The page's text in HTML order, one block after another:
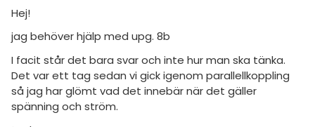
Hej!
jag behöver hjälp med upg. 8b
I facit står det bara svar och inte hur man ska tänka.
Det var ett tag sedan vi gick igenom parallellkoppling
så jag har glömt vad det innebär när det gäller
spänning och ström.
Allmänna diskussioner
Livehjälpen
språk